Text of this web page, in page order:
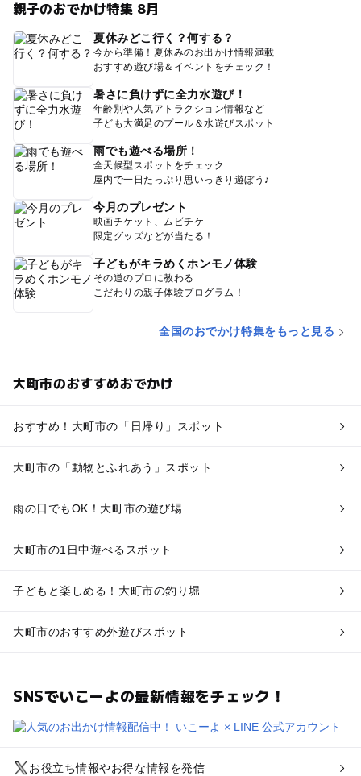
親子のおでかけ特集 8月
夏休みどこ行く？何する？
今から準備！夏休みのお出かけ情報満載
おすすめ遊び場＆イベントをチェック！
暑さに負けずに全力水遊び！
年齢別や人気アトラクション情報など
子ども大満足のプール＆水遊びスポット
雨でも遊べる場所！
全天候型スポットをチェック
屋内で一日たっぷり思いっきり遊ぼう♪
今月のプレゼント
映画チケット、ムビチケ
限定グッズなどが当たる！
子どもがキラめくホンモノ体験
その道のプロに教わる
こだわりの親子体験プログラム！
全国のおでかけ特集をもっと見る
大町市のおすすめおでかけ
おすすめ！大町市の「日帰り」スポット
大町市の「動物とふれあう」スポット
雨の日でもOK！大町市の遊び場
大町市の1日中遊べるスポット
子どもと楽しめる！大町市の釣り堀
大町市のおすすめ外遊びスポット
SNSでいこーよの最新情報をチェック！
お役立ち情報やお得な情報を発信